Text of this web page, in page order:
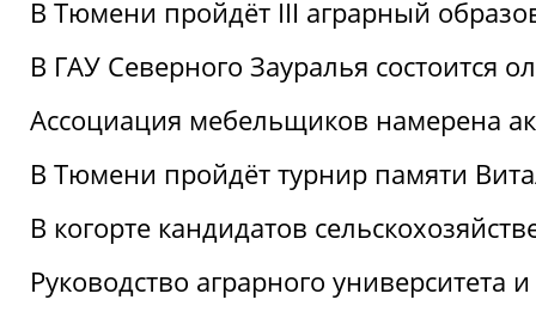
В Тюмени пройдёт III аграрный
В ГАУ Северного Зауралья состоится
Ассоциация мебельщиков намерена
В Тюмени пройдёт турнир памяти
В когорте кандидатов
Руководство аграрного